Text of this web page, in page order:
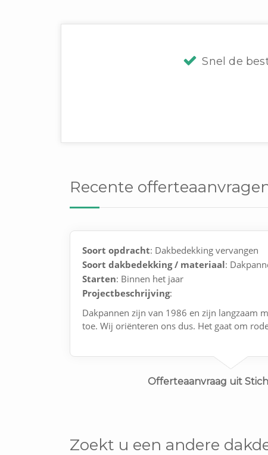
Snel de
Recente
Soort opdracht: Dakbedekking vervangen
Soort dakbedekking / materiaal:
Starten: Binnen het jaar
Projectbeschrijving:
Dakpannen zijn van 1986 en zijn langzaam
toe. Wij oriënteren ons dus. Het gaat om
Offerteaanvraag uit
Zoekt u een andere